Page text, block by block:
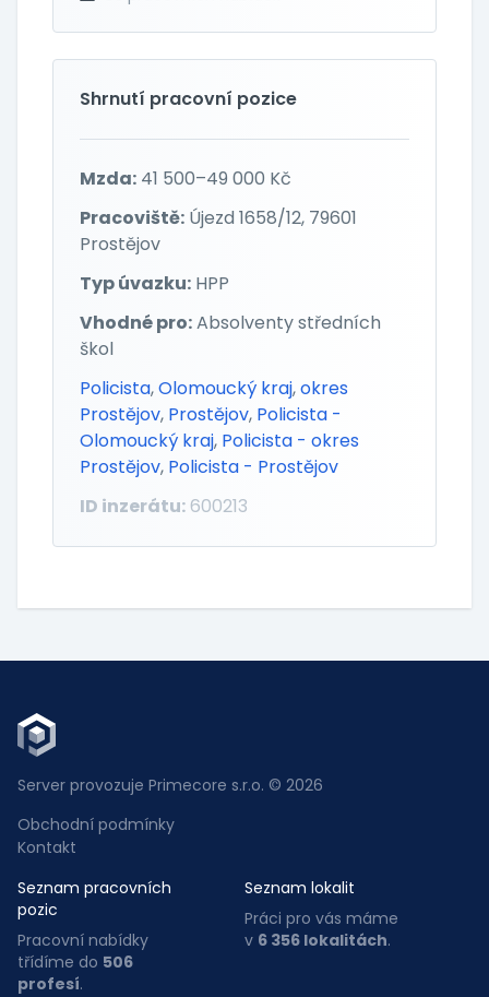
Shrnutí pracovní pozice
Mzda: 41 500–49 000 Kč
Pracoviště: Újezd 1658/12, 79601
Prostějov
Typ úvazku: HPP
Vhodné pro:Absolventy středních
škol
Policista,Olomoucký kraj,okres
Prostějov, Prostějov, Policista -
Olomoucký kraj, Policista - okres
Prostějov, Policista - Prostějov
ID inzerátu: 600213
Server provozuje Primecore s.r.o. © 2026
Obchodní podmínky
Kontakt
Seznam pracovních
pozic
Pracovní nabídky
třídíme do 506
profesí.
Seznam lokalit
Práci pro vás máme
v 6 356 lokalitách.